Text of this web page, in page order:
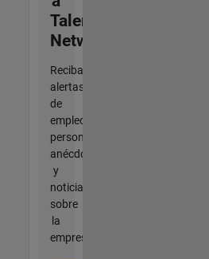
Talent
Network
Reciba
alertas
de
empleo
personalizadas,
anécdotas
y
noticias
sobre
la
empresa.